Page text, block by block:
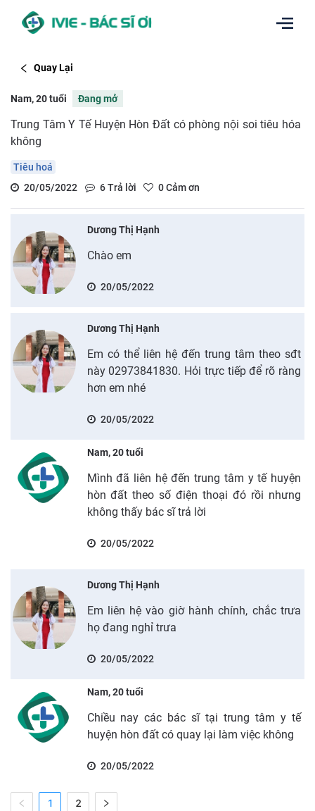
Quay Lại
Nam, 20 tuổi Đang mở
Trung Tâm Y Tế Huyện Hòn Đất có phòng nội soi tiêu hóa
không
Tiêu hoá
20/05/2022
6Trả lời 0Cảm ơn
Dương Thị Hạnh
Chào em
20/05/2022
Dương Thị Hạnh
Em có thể liên hệ đến trung tâm theo sđt
này 02973841830. Hỏi trực tiếp để rõ ràng
hơn em nhé
20/05/2022
Nam, 20 tuổi
Mình đã liên hệ đến trung tâm y tế huyện
hòn đất theo số điện thoại đó rồi nhưng
không thấy bác sĩ trả lời
20/05/2022
Dương Thị Hạnh
Em liên hệ vào giờ hành chính, chắc trưa
họ đang nghỉ trưa
20/05/2022
Nam, 20 tuổi
Chiều nay các bác sĩ tại trung tâm y tế
huyện hòn đất có quay lại làm việc không
20/05/2022
1 2